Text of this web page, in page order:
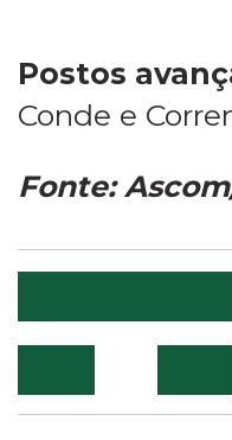
Postos
Conde e
Fonte: